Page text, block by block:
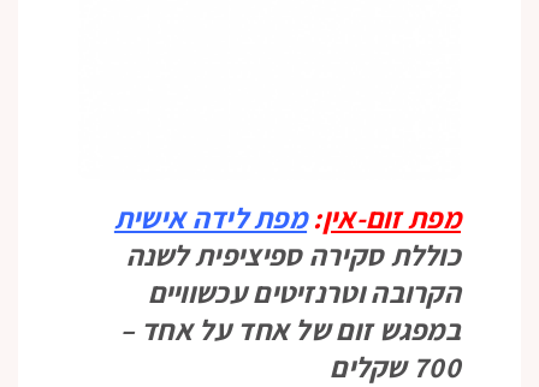
מפת זום-אין:מפת לידה אישית
כוללת סקירה ספיציפית לשנה
הקרובה וטרנזיטים עכשוויים
במפגש זום של אחד על אחד –
700 שקלים